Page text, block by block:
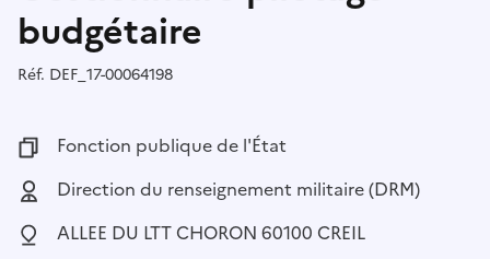
budgétaire
Réf. Référence :
DEF_17-00064198
Fonction publique :
Fonction publique de l'État
Employeur :
Direction du renseignement militaire (DRM)
Localisation :
ALLEE DU LTT CHORON 60100 CREIL